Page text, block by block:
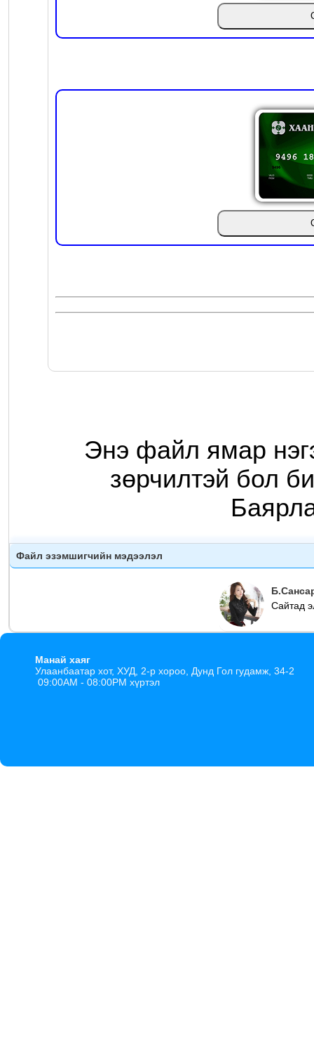
Энэ файл ямар
зөрчилтэй бол
Файл эзэмшигчийн мэдээлэл
Сайтад
Манай хаяг
Улаанбаатар хот, ХУД, 2-р хороо, Дунд Гол гудамж, 34-2
09:00AM - 08:00PM хүртэл